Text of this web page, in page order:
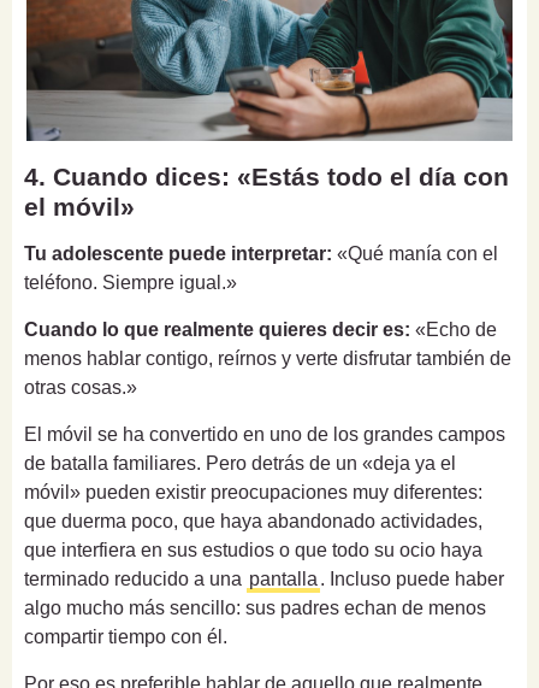
4. Cuando dices: «Estás todo el día con
el móvil»
Tu adolescente puede interpretar: «Qué manía con el
teléfono. Siempre igual.»
Cuando lo que realmente quieres decir es: «Echo de
menos hablar contigo, reírnos y verte disfrutar también de
otras cosas.»
El móvil se ha convertido en uno de los grandes campos
de batalla familiares. Pero detrás de un «deja ya el
móvil» pueden existir preocupaciones muy diferentes:
que duerma poco, que haya abandonado actividades,
que interfiera en sus estudios o que todo su ocio haya
terminado reducido a una pantalla . Incluso puede haber
algo mucho más sencillo: sus padres echan de menos
compartir tiempo con él.